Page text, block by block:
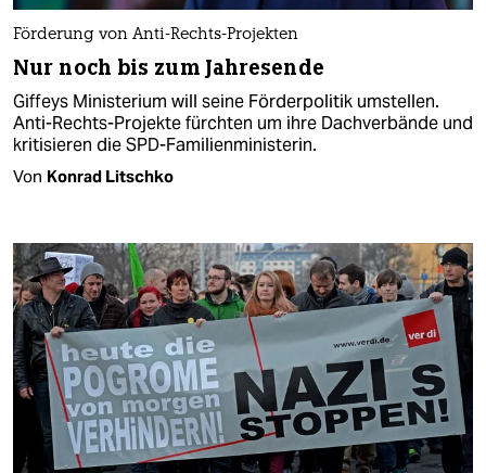
Förderung von Anti-Rechts-Projekten
Nur noch bis zum Jahresende
Giffeys Ministerium will seine Förderpolitik umstellen.
Anti-Rechts-Projekte fürchten um ihre Dachverbände und
kritisieren die SPD-Familienministerin.
Von Konrad Litschko